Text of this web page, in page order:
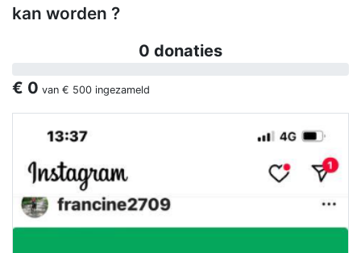
kan worden ?
0 donaties
€ 0 van € 500 ingezameld